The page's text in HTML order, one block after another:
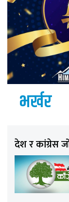
भर्खर
देश र कांग्रेस